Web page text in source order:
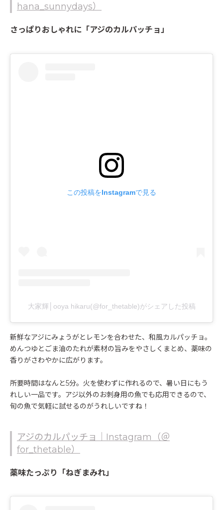
hana_sunnydays）
さっぱりおしゃれに「アジのカルパッチョ」
この投稿をInstagramで見る
大家輝│ooya hikaru(@for_thetable)がシェアした投稿
新鮮なアジにみょうがとレモンを合わせた、和風カルパッチョ。
めんつゆとごま油のたれが素材の旨みをやさしくまとめ、薬味の
香りがさわやかに広がります。
所要時間はなんと5分。火を使わずに作れるので、暑い日にもう
れしい一品です。アジ以外のお刺身用の魚でも応用できるので、
旬の魚で気軽に試せるのがうれしいですね！
アジのカルパッチョ｜Instagram（＠
for_thetable）
薬味たっぷり「ねぎまみれ」